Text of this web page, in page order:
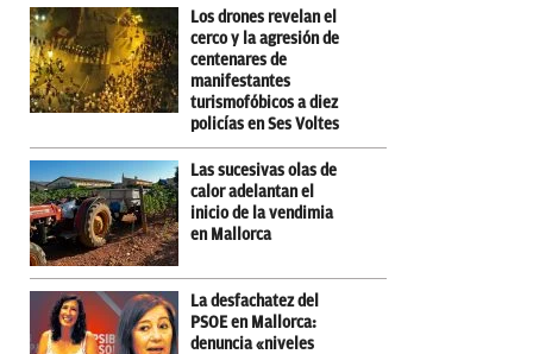
Los drones revelan el
cerco y la agresión de
centenares de
manifestantes
turismofóbicos a diez
policías en Ses Voltes
Las sucesivas olas de
calor adelantan el
inicio de la vendimia
en Mallorca
La desfachatez del
PSOE en Mallorca:
denuncia «niveles